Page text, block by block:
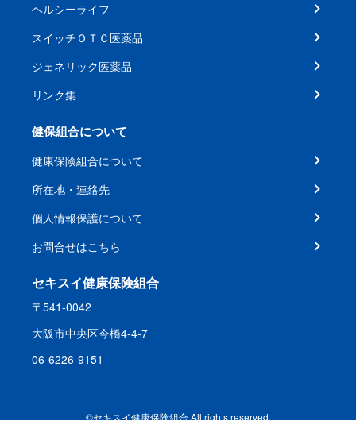
ヘルシーライフ
スイッチＯＴＣ医薬品
ジェネリック医薬品
リンク集
健保組合について
健康保険組合について
所在地・連絡先
個人情報保護について
お問合せはこちら
セキスイ健康保険組合
〒541-0042
大阪市中央区今橋4-4-7
06-6226-9151
©セキスイ健康保険組合 All rights reserved.